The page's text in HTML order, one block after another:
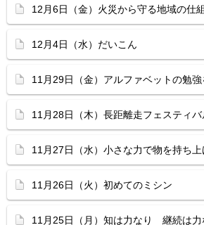
12月6日（金）火災から守る地域の仕組
12月4日（水）だいこん
11月29日（金）アルファベットの勉強
11月28日（木）長距離走フェスティバ
11月27日（水）小さな力で物を持ち上
11月26日（火）初めてのミシン
11月25日（月）知は力なり 継続は力